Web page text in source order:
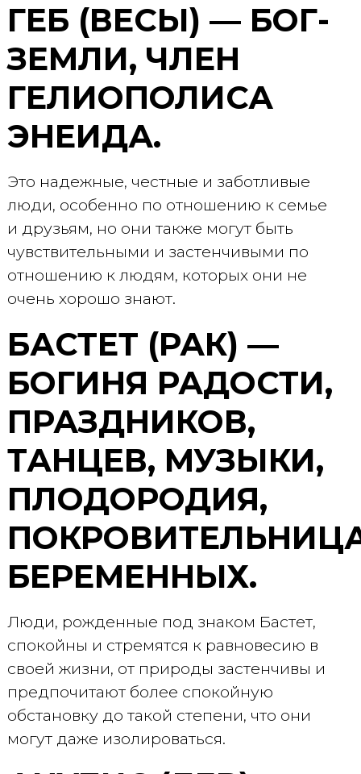
ГЕБ (ВЕСЫ) — БОГ-
ЗЕМЛИ, ЧЛЕН
ГЕЛИОПОЛИСА
ЭНЕИДА.
Это надежные, честные и заботливые
люди, особенно по отношению к семье
и друзьям, но они также могут быть
чувствительными и застенчивыми по
отношению к людям, которых они не
очень хорошо знают.
БАСТЕТ (РАК) —
БОГИНЯ РАДОСТИ,
ПРАЗДНИКОВ,
ТАНЦЕВ, МУЗЫКИ,
ПЛОДОРОДИЯ,
БЕРЕМЕННЫХ.
Люди, рожденные под знаком Бастет,
спокойны и стремятся к равновесию в
своей жизни, от природы застенчивы и
предпочитают более спокойную
обстановку до такой степени, что они
могут даже изолироваться.